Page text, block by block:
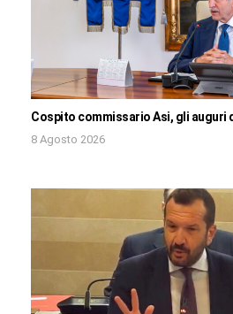
Cospito commissario Asi, gli auguri
8 Agosto 2026